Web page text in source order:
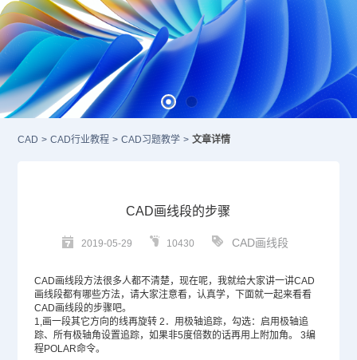
CAD > CAD行业教程 > CAD习题教学 > 文章详情
CAD画线段的步骤
2019-05-29 10430 CAD画线段
CAD画线段方法很多人都不清楚，现在呢，我就给大家讲一讲CAD
画线段都有哪些方法，请大家注意看，认真学，下面就一起来看看
CAD画线段的步骤吧。
1,画一段其它方向的线再旋转 2．用极轴追踪，勾选：启用极轴追
踪、所有极轴角设置追踪，如果非5度倍数的话再用上附加角。 3编
程POLAR命令。